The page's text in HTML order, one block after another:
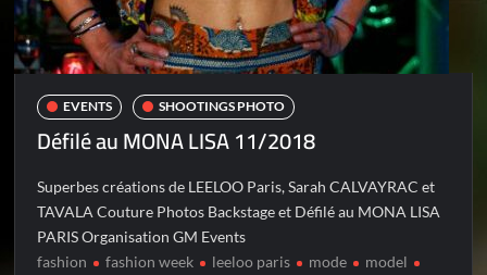
EVENTS SHOOTINGS PHOTO
Défilé au MONA LISA 11/2018
Superbes créations de LEELOO Paris, Sarah CALVAYRAC et
TAVALA Couture Photos Backstage et Défilé au MONA LISA
PARIS Organisation GM Events
fashion
fashion week leeloo paris mode
model